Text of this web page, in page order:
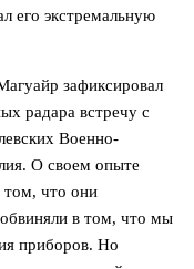
его экстремальную
зафиксировал
радара встречу с
Военно-
О своем опыте
том, что они
в том, что мы
приборов. Но